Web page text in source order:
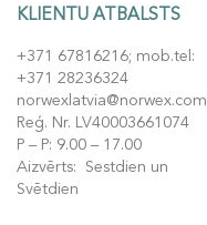
KLIENTU ATBALSTS
+371 67816216; mob.tel:
+371 28236324
norwexlatvia@norwex.com
Reģ. Nr. LV40003661074
P – P: 9.00 – 17.00
Aizvērts: Sestdien un
Svētdien